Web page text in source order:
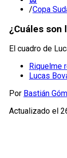
/Copa
¿Cuáles son
El cuadro de
Riquelme
Lucas
Por Bastián
Actualizado el